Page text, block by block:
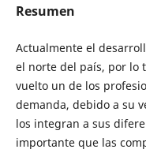
Resumen
Actualmente el
el norte del país, por lo
vuelto un de los
demanda, debido a su
los integran a sus
importante que las